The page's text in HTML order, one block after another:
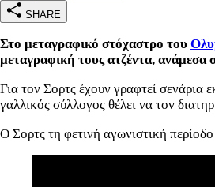
SHARE
Στο μεταγραφικό στόχαστρο του
μεταγραφική τους ατζέντα, ανάμεσα
Για τον Σορτς έχουν γραφτεί
γαλλικός σύλλογος θέλει να τον
Ο Σορτς τη φετινή αγωνιστική